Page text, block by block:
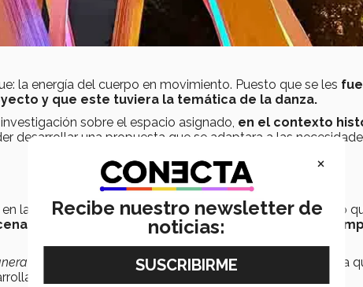
la energía del cuerpo en movimiento. Puesto que se les fue
y que este tuviera la temática de la danza.
sobre el espacio asignado, en el contexto
desarrollar una propuesta que se adaptara a las
las necesidades que se iban a requerir, es por esto, por lo
Maria Elena Melón, Eduardo Rosado y dos On
interdisciplinar”
Así lo comparte Piedad. Quien comenta
la intervención.
×
Recibe nuestro newsletter de
noticias: